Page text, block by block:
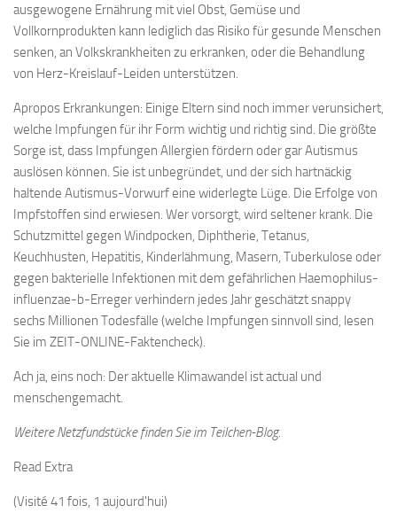
ausgewogene Ernährung mit viel Obst, Gemüse und
Vollkornprodukten kann lediglich das Risiko für gesunde Menschen
senken, an Volkskrankheiten zu erkranken, oder die Behandlung
von Herz-Kreislauf-Leiden unterstützen.
Apropos Erkrankungen: Einige Eltern sind noch immer verunsichert,
welche Impfungen für ihr Form wichtig und richtig sind. Die größte
Sorge ist, dass Impfungen Allergien fördern oder gar Autismus
auslösen können. Sie ist unbegründet, und der sich hartnäckig
haltende Autismus-Vorwurf eine widerlegte Lüge. Die Erfolge von
Impfstoffen sind erwiesen. Wer vorsorgt, wird seltener krank. Die
Schutzmittel gegen Windpocken, Diphtherie, Tetanus,
Keuchhusten, Hepatitis, Kinderlähmung, Masern, Tuberkulose oder
gegen bakterielle Infektionen mit dem gefährlichen Haemophilus-
influenzae-b-Erreger verhindern jedes Jahr geschätzt snappy
sechs Millionen Todesfälle (welche Impfungen sinnvoll sind, lesen
Sie im ZEIT-ONLINE-Faktencheck).
Ach ja, eins noch: Der aktuelle Klimawandel ist actual und
menschengemacht.
Weitere Netzfundstücke finden Sie im Teilchen-Blog.
Read Extra
(Visité 41 fois, 1 aujourd'hui)